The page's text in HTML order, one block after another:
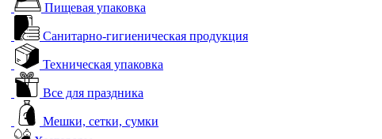
Пищевая упаковка
Санитарно-гигиеническая продукция
Техническая упаковка
Все для праздника
Мешки, сетки, сумки